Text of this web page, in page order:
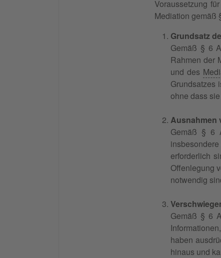
Voraussetzung
Mediation gemäß
Grundsatz
Gemäß § 6
Rahmen der
und des
Grundsatzes
ohne dass
Ausnahmen
Gemäß § 6
erforderlich
Offenlegung
notwendig
Gemäß § 6
haben
hinaus und